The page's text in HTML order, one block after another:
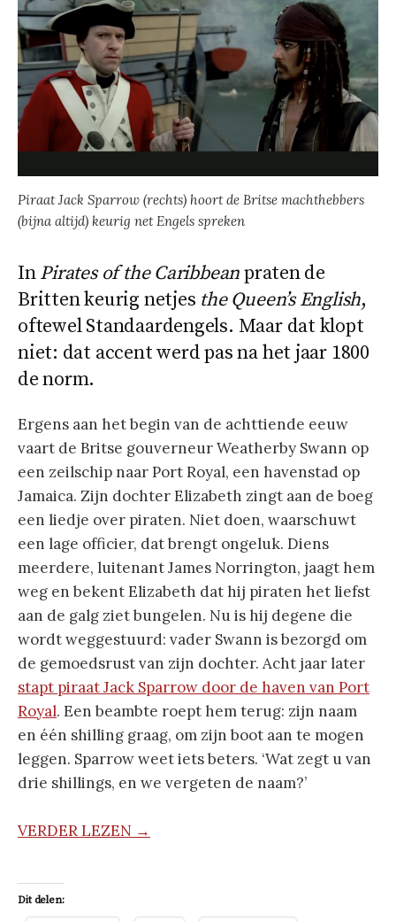
Piraat Jack Sparrow (rechts) hoort de Britse machthebbers
(bijna altijd) keurig net Engels spreken
InPirates of the Caribbeanpraten de
Britten keurig netjes the Queen’s English,
oftewel Standaardengels. Maar dat klopt
niet: dat accent werd pas na het jaar 1800
de norm.
Ergens aan het begin van de achttiende eeuw
vaart de Britse gouverneur Weatherby Swann op
een zeilschip naar Port Royal, een havenstad op
Jamaica. Zijn dochter Elizabeth zingt aan de boeg
een liedje over piraten. Niet doen, waarschuwt
een lage officier, dat brengt ongeluk. Diens
meerdere, luitenant James Norrington, jaagt hem
weg en bekent Elizabeth dat hij piraten het liefst
aan de galg ziet bungelen. Nu is hij degene die
wordt weggestuurd: vader Swann is bezorgd om
de gemoedsrust van zijn dochter. Acht jaar later
stapt piraat Jack Sparrow door de haven van Port
Royal. Een beambte roept hem terug: zijn naam
en één shilling graag, om zijn boot aan te mogen
leggen. Sparrow weet iets beters. ‘Wat zegt u van
drie shillings, en we vergeten de naam?’
VERDER LEZEN →
Dit delen: